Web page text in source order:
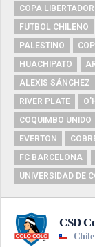
COPA
FUTBOL CHILENO
PALESTINO
HUACHIPATO
ALEXIS SÁNCHEZ
RIVER PLATE
COQUIMBO UNIDO
EVERTON
FC BARCELONA
UNIVERSIDAD DE